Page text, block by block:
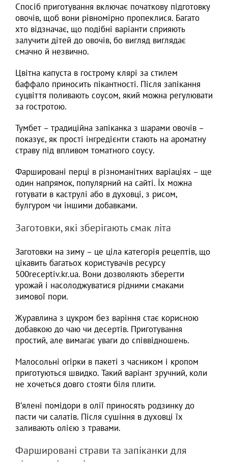
Спосіб приготування включає початкову підготовку
овочів, щоб вони рівномірно пропеклися. Багато
хто відзначає, що подібні варіанти сприяють
залучити дітей до овочів, бо вигляд виглядає
смачно й незвично.
Цвітна капуста в гострому клярі за стилем
баффало приносить пікантності. Після запікання
суцвіття поливають соусом, який можна регулювати
за гостротою.
Тумбет – традиційна запіканка з шарами овочів –
показує, як прості інгредієнти стають на ароматну
страву під впливом томатного соусу.
Фаршировані перці в різноманітних варіаціях – ще
один напрямок, популярний на сайті. Їх можна
готувати в каструлі або в духовці, з рисом,
булгуром чи іншими добавками.
Заготовки, які зберігають смак літа
Заготовки на зиму – це ціла категорія рецептів, що
цікавить багатьох користувачів ресурсу
500receptiv.kr.ua. Вони дозволяють зберегти
урожай і насолоджуватися рідними смаками
зимової пори.
Журавлина з цукром без варіння стає корисною
добавкою до чаю чи десертів. Приготування
простий, але вимагає уваги до співвідношень.
Малосольні огірки в пакеті з часником і кропом
приготуються швидко. Такий варіант зручний, коли
не хочеться довго стояти біля плити.
В’ялені помідори в олії приносять родзинку до
пасти чи салатів. Після сушіння в духовці їх
заливають олією з травами.
Фаршировані страви та запіканки для